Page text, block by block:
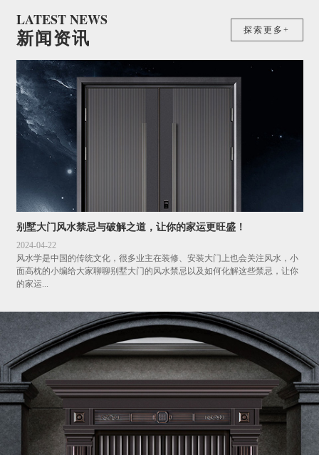
LATEST NEWS
新闻资讯
探索更多+
别墅大门风水禁忌与破解之道，让你的家运更旺盛！
2024-04-22
风水学是中国的传统文化，很多业主在装修、安装大门上也会关注风水，小
面高枕的小编给大家聊聊别墅大门的风水禁忌以及如何化解这些禁忌，让你
的家运...